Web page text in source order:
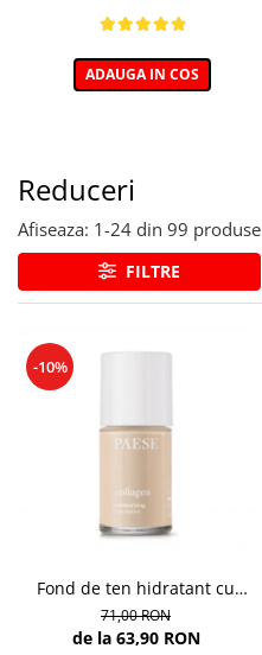
ADAUGA IN COS
Reduceri
Afiseaza: 1-24 din 99 produse
FILTRE
-10%
Fond de ten hidratant cu
colagen, nuanta 301c Nude -
30ml
71,00 RON
de la 63,90 RON